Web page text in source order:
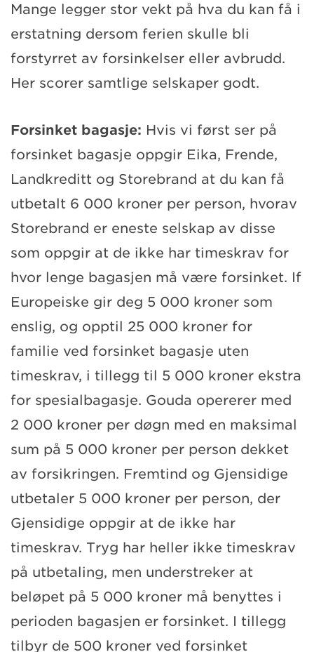
Mange legger stor vekt på hva du kan få i
erstatning dersom ferien skulle bli
forstyrret av forsinkelser eller avbrudd.
Her scorer samtlige selskaper godt.
Forsinket bagasje: Hvis vi først ser på
forsinket bagasje oppgir Eika, Frende,
Landkreditt og Storebrand at du kan få
utbetalt 6 000 kroner per person, hvorav
Storebrand er eneste selskap av disse
som oppgir at de ikke har timeskrav for
hvor lenge bagasjen må være forsinket. If
Europeiske gir deg 5 000 kroner som
enslig, og opptil 25 000 kroner for
familie ved forsinket bagasje uten
timeskrav, i tillegg til 5 000 kroner ekstra
for spesialbagasje. Gouda opererer med
2 000 kroner per døgn med en maksimal
sum på 5 000 kroner per person dekket
av forsikringen. Fremtind og Gjensidige
utbetaler 5 000 kroner per person, der
Gjensidige oppgir at de ikke har
timeskrav. Tryg har heller ikke timeskrav
på utbetaling, men understreker at
beløpet på 5 000 kroner må benyttes i
perioden bagasjen er forsinket. I tillegg
tilbyr de 500 kroner ved forsinket